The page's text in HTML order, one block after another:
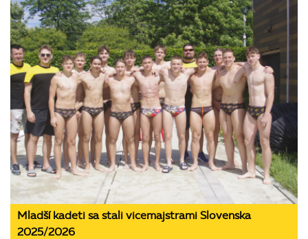
Mladší kadeti sa stali vicemajstrami Slovenska
2025/2026